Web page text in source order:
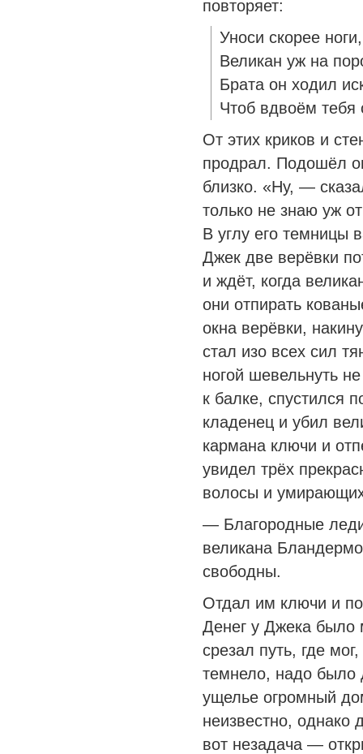
повторяет:
Уноси скорее ноги,
Великан уж на
Брата он ходил
Чтоб вдвоём тебя
От этих криков и
продрал. Подошёл
близко. «Ну, —
только не знаю уж
В углу его темницы
Джек две верёвки
и ждёт, когда
они отпирать
окна верёвки,
стал изо всех сил
ногой шевельнуть
к балке, спустился
кладенец и убил
кармана ключи и
увидел трёх
волосы и
— Благородные
великана
свободны.
Отдал им ключи и
Денег у Джека было
срезал путь, где
темнело, надо было
ущелье огромный
неизвестно, однако
вот незадача —